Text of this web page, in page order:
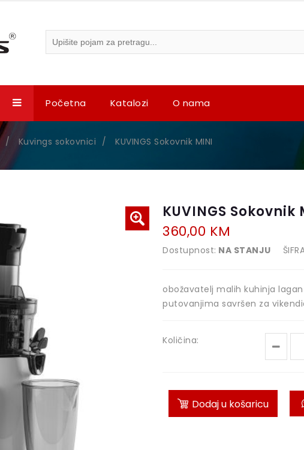
Početna Katalozi O nama
/ Kuvings sokovnici / KUVINGS Sokovnik MINI
KUVINGS Sokovnik
360,00 KM
Dostupnost: NA STANJU
obožavatelj malih kuhinja
putovanjima savršen za
Količina:
Dodaj u košaricu